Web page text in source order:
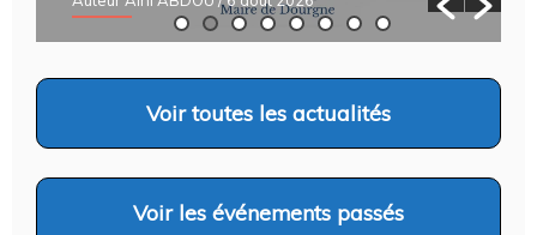
Voirtoutes les actualités
Voir les événements passés